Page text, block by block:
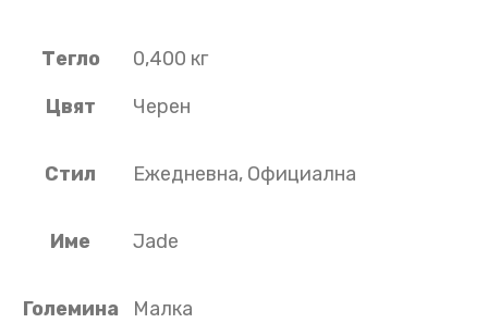
Тегло
0,400 кг
Цвят
Черен
Стил Ежедневна, Официална
Име Jade
Големина Малка